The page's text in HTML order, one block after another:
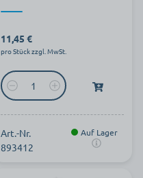
11,45 €
pro Stück zzgl. MwSt.
Art.-Nr.
893412
Auf Lager